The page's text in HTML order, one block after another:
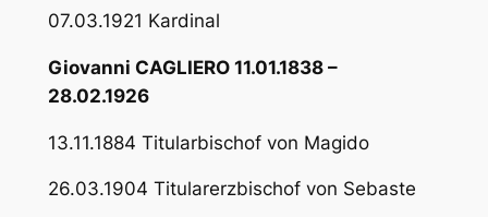
07.03.1921 Kardinal
Giovanni CAGLIERO 11.01.1838 –
28.02.1926
13.11.1884 Titularbischof von Magido
26.03.1904 Titularerzbischof von Sebaste